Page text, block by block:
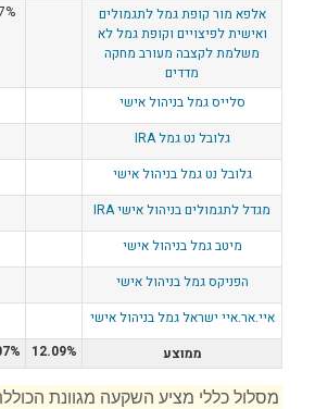
אלפא מור קופת גמל לתגמולים
ואישית לפיצויים וקופת גמל לא
משלמת לקצבה מעורב מחקה
מדדים
סלייס גמל בניהול אישי
גלובל נט גמל IRA
גלובל נט גמל בניהול אישי
מגדל לתגמולים בניהול אישי IRA
מיטב גמל בניהול אישי
הפניקס גמל בניהול אישי
איי.אר.איי ישראל גמל בניהול אישי
ממוצע
12.09%
מסלול כללי מציע השקעה מגוונת